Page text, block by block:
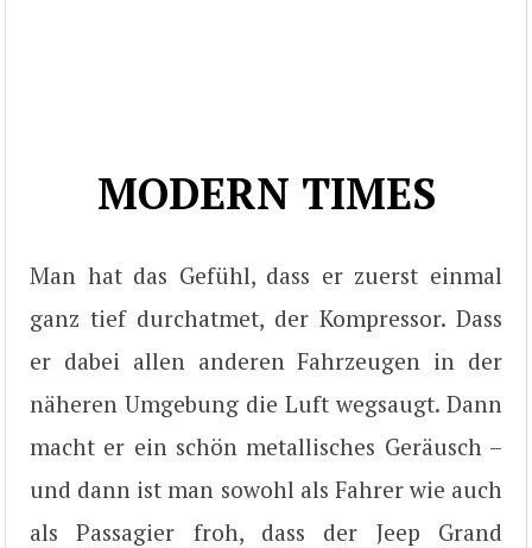
MODERN TIMES
Man hat das Gefühl, dass er zuerst einmal
ganz tief durchatmet, der Kompressor. Dass
er dabei allen anderen Fahrzeugen in der
näheren Umgebung die Luft wegsaugt. Dann
macht er ein schön metallisches Geräusch –
und dann ist man sowohl als Fahrer wie auch
als Passagier froh, dass der Jeep Grand